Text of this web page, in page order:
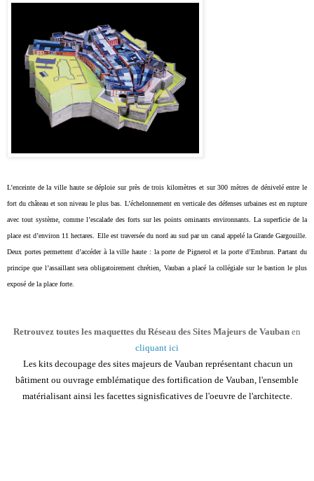
L’enceinte de la ville haute se déploiesur près de trois kilomètres et sur 300mètres de dénivelé entre le
fort du châteauet son niveau le plus bas. L’échelonnement en verticale des défenses urbaines est en rupture
avec tout système, comme l’escalade des forts sur les pointsominants environnants.La superficie de la
place est d’environ 11 hectares. Elle est traversée du nord au sud par un canal appelé laGrande Gargouille.
Deux portes permettent d’accéder à la ville haute : la porte de Pignerol et la porte d’Embrun. Partant du
principe que l’assaillant sera obligatoirement chrétien, Vauban a placé la collégiale sur lebastion le plus
exposé de la place forte.
Retrouvez toutes les maquettes du Réseau des Sites Majeurs de Vauban en
cliquant ici
Les kits decoupage des sites majeurs de Vauban représentant chacun un
bâtiment ou ouvrage emblématique des fortification de Vauban, l'ensemble
matérialisant ainsi les facettes signisficatives de l'oeuvre de l'architecte.